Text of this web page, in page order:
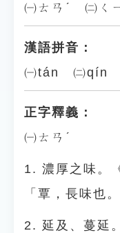
㈠ㄊㄢˊ ㈡ㄑ
漢語拼音：
㈠tán ㈡qín
正字釋義：
㈠ㄊㄢˊ
1. 濃厚之味。
「覃，長味也。
2. 延及、蔓延